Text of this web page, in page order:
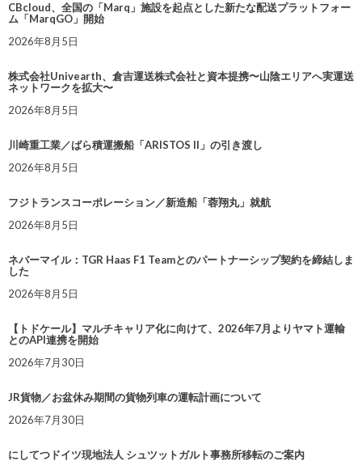
CBcloud、全国の「Marq」施設を起点とした新たな配送プラットフォー
ム「MarqGO」開始
2026年8月5日
株式会社Univearth、倉吉運送株式会社と資本提携〜山陰エリアへ実運送
ネットワークを拡大〜
2026年8月5日
川崎重工業／ばら積運搬船「ARISTOS II」の引き渡し
2026年8月5日
フジトランスコーポレーション／新造船「蓉翔丸」就航
2026年8月5日
ネバーマイル：TGR Haas F1 Teamとのパートナーシップ契約を締結しま
した
2026年8月5日
【トドケール】マルチキャリア化に向けて、2026年7月よりヤマト運輸
とのAPI連携を開始
2026年7月30日
JR貨物／お盆休み期間の貨物列車の運転計画について
2026年7月30日
にしてつドイツ現地法人 シュツットガルト事務所移転のご案内